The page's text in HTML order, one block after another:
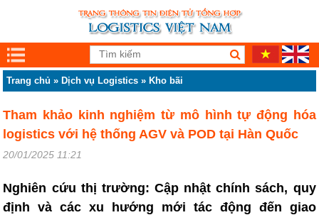
Trang chủ » Dịch vụ Logistics » Kho bãi
Tham khảo kinh nghiệm từ mô hình tự động hóa
logistics với hệ thống AGV và POD tại Hàn Quốc
20/01/2025 11:21
Nghiên cứu thị trường: Cập nhật chính sách, quy
định và các xu hướng mới tác động đến giao